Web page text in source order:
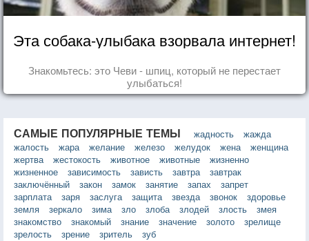
Эта собака-улыбака взорвала интернет!
Знакомьтесь: это Чеви - шпиц, который не перестает
улыбаться!
САМЫЕ ПОПУЛЯРНЫЕ ТЕМЫ жадность
жажда
жалость
жара желание железо желудок жена
женщина
жертва
жестокость животное животные
жизненно
жизненное
зависимость зависть завтра
завтрак
заключённый
закон замок занятие запах
запрет
зарплата
заря заслуга защита звезда звонок
здоровье
земля
зеркало зима зло злоба злодей злость
змея
знакомство
знакомый знание значение золото
зрелище
зрелость
зрение зритель зуб